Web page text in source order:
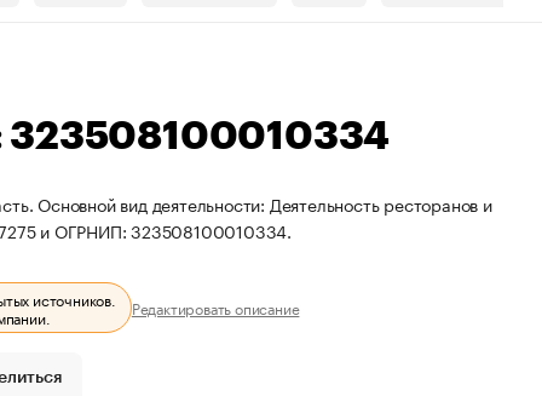
Основной вид деятельности: Деятельность ресторанов и
и ОГРНИП: 323508100010334.
источников.
Редактировать описание